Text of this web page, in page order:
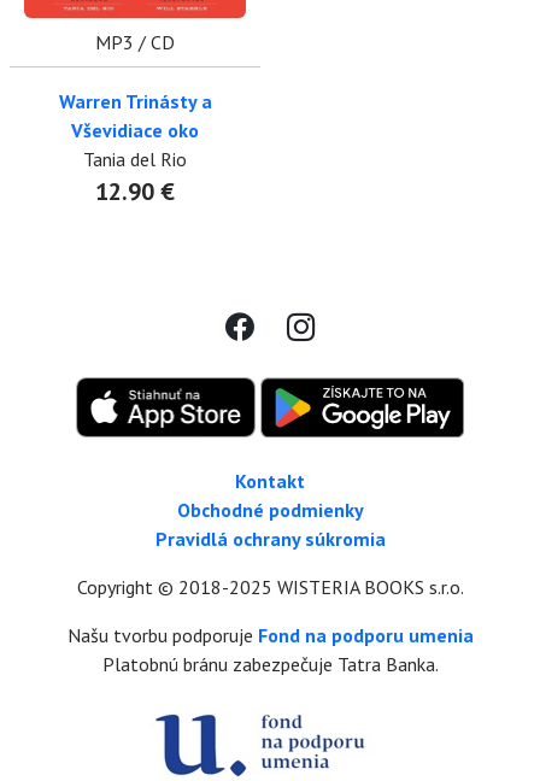
MP3 / CD
Warren Trinásty a
Vševidiace oko
Tania del Rio
12.90 €
Kontakt
Obchodné podmienky
Pravidlá ochrany súkromia
Copyright © 2018-2025 WISTERIA BOOKS s.r.o.
Našu tvorbu podporuje Fond na podporu umenia
Platobnú bránu zabezpečuje Tatra Banka.